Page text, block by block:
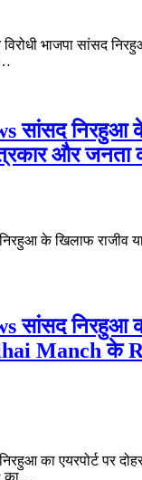
भाजपा सांसद
सांसद निरहुआ
और जनता
के खिलाफ राजीव
सांसद निरहुआ
Manch के
का एयरपोर्ट पर
का…